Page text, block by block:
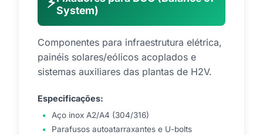
System)
Componentes para infraestrutura elétrica,
painéis solares/eólicos acoplados e
sistemas auxiliares das plantas de H2V.
Especificações:
Aço inox A2/A4 (304/316)
Parafusos autoatarraxantes e U-bolts